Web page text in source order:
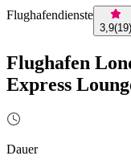
Flughafendienste
3,9(19)
Flughafen
Express
Dauer